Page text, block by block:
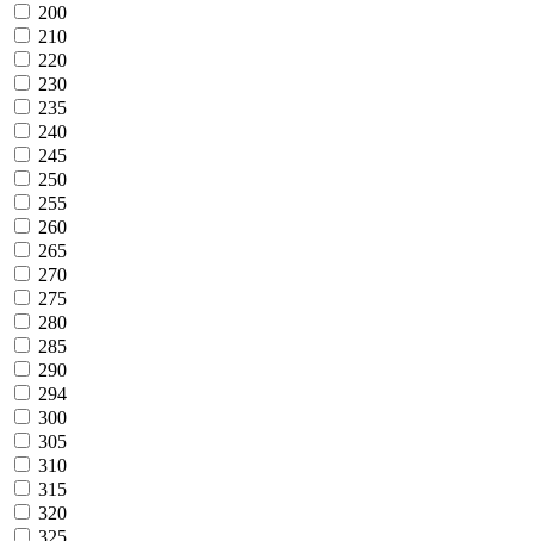
200
210
220
230
235
240
245
250
255
260
265
270
275
280
285
290
294
300
305
310
315
320
325